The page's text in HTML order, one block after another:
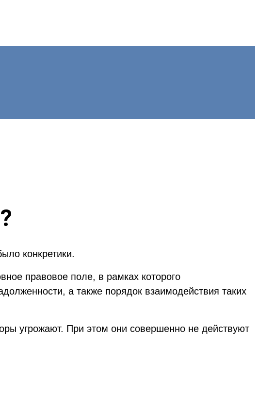
конкретики.
правовое поле, в рамках которого
а также порядок взаимодействия таких
угрожают. При этом они совершенно не действуют